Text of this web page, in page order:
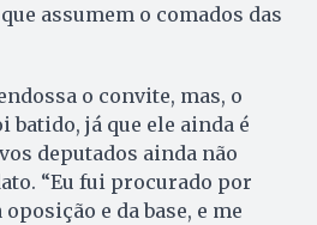
assumem o comados das
o convite, mas, o
batido, já que ele ainda é
deputados ainda não
“Eu fui procurado por
e da base, e me